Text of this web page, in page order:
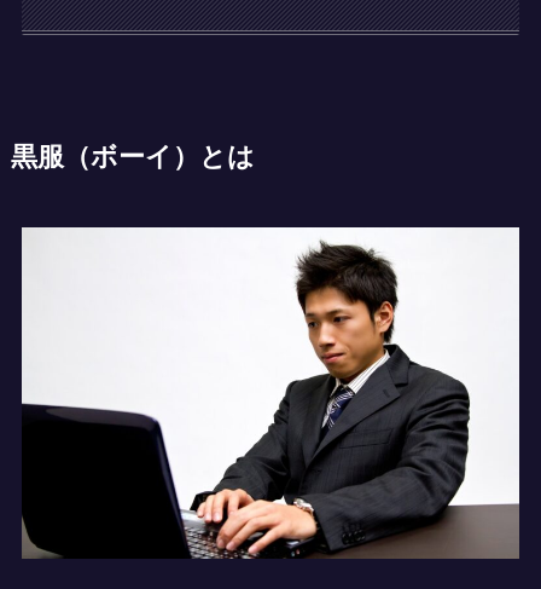
黒服（ボーイ）とは